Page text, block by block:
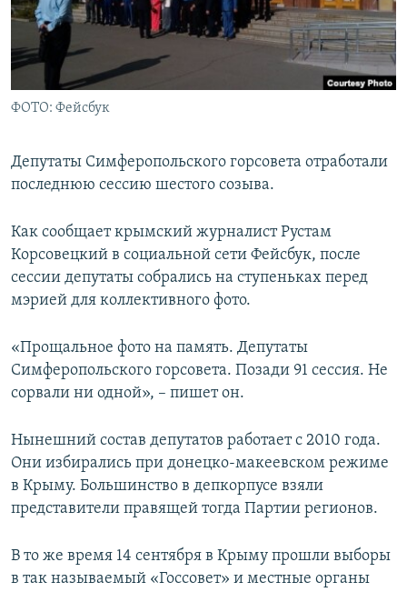
ПОБЕДИТЕЛЕЙ НЕ СУДЯТ?
КРЫМ.НЕПОКОРЕННЫЙ
ELIFBE
УКРАИНСКАЯ ПРОБЛЕМА КРЫМА
ПРИСОЕДИНЯЙТЕСЬ!
ФОТО: Фейсбук
Депутаты Симферопольского горсовета отработали
последнюю сессию шестого созыва.
Как сообщает крымский журналист Рустам
Корсовецкий в социальной сети Фейсбук, после
сессии депутаты собрались на ступеньках перед
мэрией для коллективного фото.
«Прощальное фото на память. Депутаты
Симферопольского горсовета. Позади 91 сессия. Не
сорвали ни одной», – пишет он.
Нынешний состав депутатов работает с 2010 года.
Они избирались при донецко-макеевском режиме
в Крыму. Большинство в депкорпусе взяли
представители правящей тогда Партии регионов.
В то же время 14 сентября в Крыму прошли выборы
в так называемый «Госсовет» и местные органы